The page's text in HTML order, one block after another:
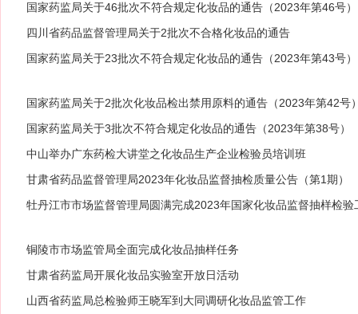
国家药监局关于46批次不符合规定化妆品的通告（2023年第46号）
四川省药品监督管理局关于2批次不合格化妆品的通告
国家药监局关于23批次不符合规定化妆品的通告（2023年第43号）
国家药监局关于2批次化妆品检出禁用原料的通告（2023年第42号
国家药监局关于3批次不符合规定化妆品的通告（2023年第38号）
中山举办广东药检大讲堂之化妆品生产企业检验员培训班
甘肃省药品监督管理局2023年化妆品监督抽检质量公告（第1期）
牡丹江市市场监督管理局圆满完成2023年国家化妆品监督抽样检验
铜陵市市场监管局全面完成化妆品抽样任务
甘肃省药监局开展化妆品实验室开放日活动
山西省药监局总检验师王晓军到大同调研化妆品监管工作